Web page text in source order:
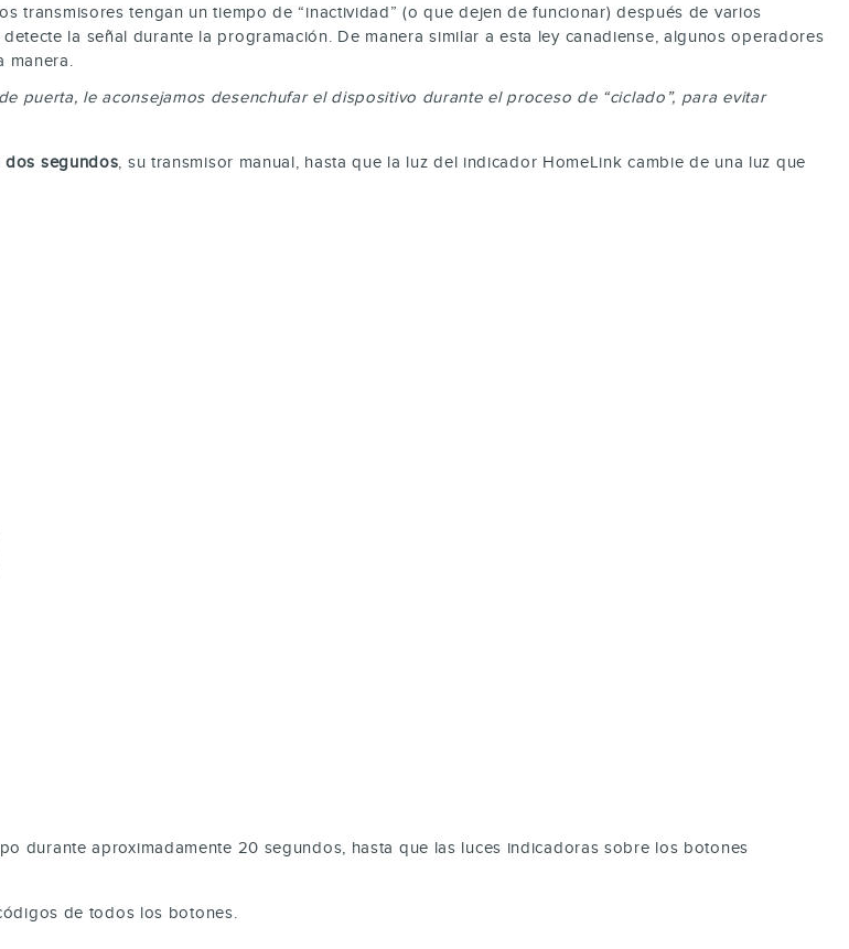
transmisores tengan un tiempo de “inactividad” (o que dejen de funcionar) después de varios
la señal durante la programación. De manera similar a esta ley canadiense, algunos operadores
manera.
puerta, le aconsejamos desenchufar el dispositivo durante el proceso de “ciclado”, para evitar
dos segundos, su transmisor manual, hasta que la luz del indicador HomeLink cambie de una luz que
durante aproximadamente 20 segundos, hasta que las luces indicadoras sobre los botones
de todos los botones.